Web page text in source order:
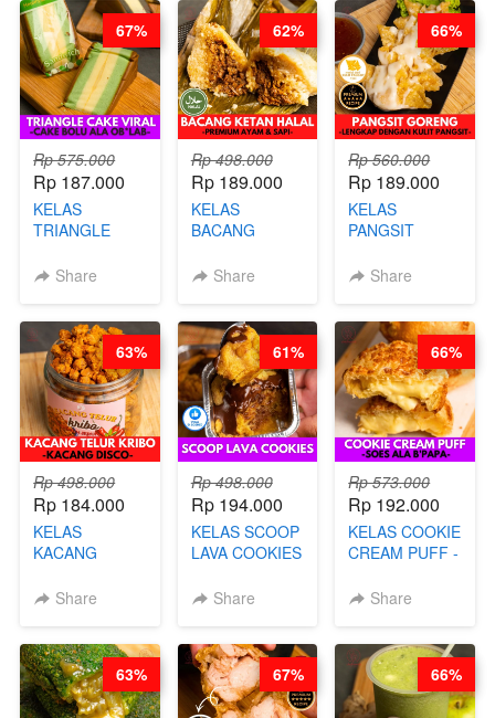
DALAM
KALENG-BY
CHEF DITA
JUNI)
Rp 575.000
Rp 187.000
KELAS
TRIANGLE
CAKE BOLU
Share
67%
Rp 498.000
Rp 189.000
KELAS
BACANG
PREMIUM
Share
62%
Rp 560.000
Rp 189.000
KELAS
PANGSIT
LENGKAP
PANGSIT -BY
CHEF DITA
Share
66%
Rp 498.000
Rp 184.000
KELAS
KACANG
KACANG
Share
63%
Rp 498.000
Rp 194.000
KELAS SCOOP
LAVA COOKIES
Share
61%
Rp 573.000
Rp 192.000
KELAS COOKIE
CREAM PUFF -
B’PAPA-BY
Share
66%
63% 67% 66%